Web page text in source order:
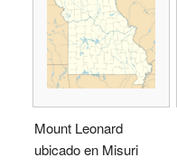
Mount Leonard
ubicado en Misuri